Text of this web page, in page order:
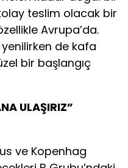
teslim olacak bir
Avrupa’da.
yenilirken de kafa
bir başlangıç
ULAŞIRIZ”
ve Kopenhag